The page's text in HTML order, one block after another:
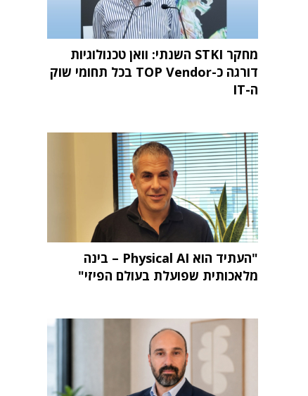
מחקר STKI השנתי: וואן טכנולוגיות
דורגה כ-TOP Vendor בכל תחומי שוק
ה-IT
"העתיד הוא Physical AI – בינה
מלאכותית שפועלת בעולם הפיזי"